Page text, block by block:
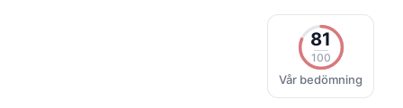
81
100
Vår bedömning